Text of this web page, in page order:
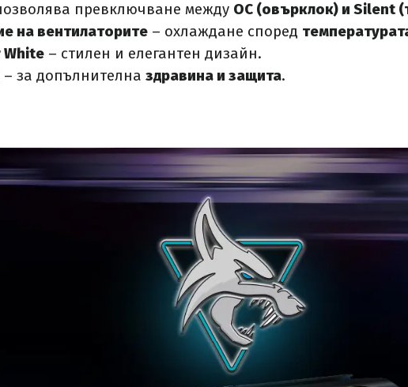
превключване между OC (овърклок) и Silent
на вентилаторите – охлаждане според
White – стилен и елегантен дизайн.
– за допълнителна здравина и защита.